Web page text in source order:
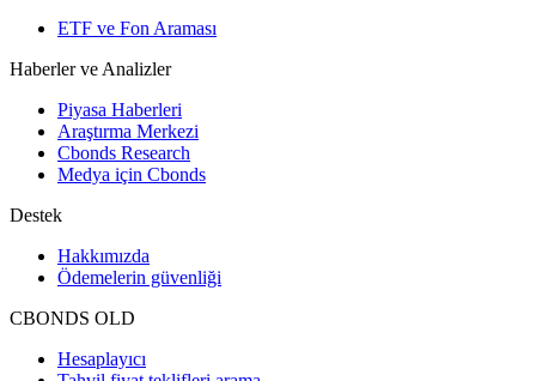
ETF ve Fon Araması
Haberler ve Analizler
Piyasa Haberleri
Araştırma Merkezi
Cbonds Research
Medya için Cbonds
Destek
Hakkımızda
Ödemelerin güvenliği
CBONDS OLD
Hesaplayıcı